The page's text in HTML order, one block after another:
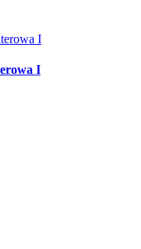
I